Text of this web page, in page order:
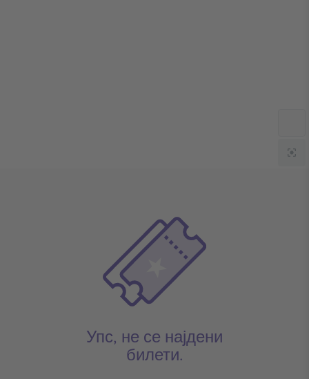
Упс, не се најдени
билети.